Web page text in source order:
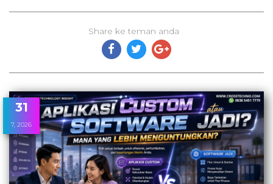
Share ke teman anda
31
7, 2026